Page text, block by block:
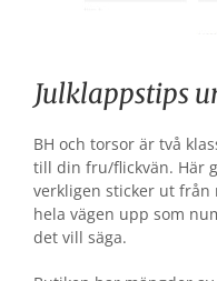
Julklappstips
BH och torsor är två
till din fru/flickvän. Här
verkligen sticker ut från
hela vägen upp som
det vill säga.